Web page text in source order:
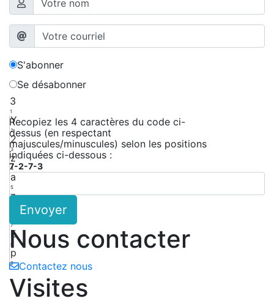
S'abonner
Se désabonner
3
1
Y
2
2
3
z
4
a
5
z
7
E
8
p
9
Recopiez les 4 caractères du code ci-
dessus (en respectant
majuscules/minuscules) selon les positions
indiquées ci-dessous :
7-2-7-3
Envoyer
Nous contacter
Contactez nous
Visites